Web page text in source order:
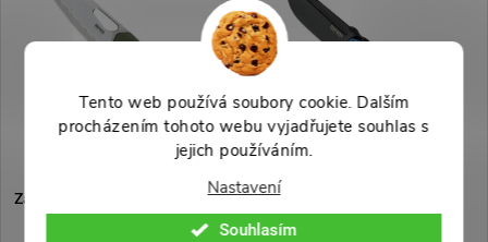
Tento web používá soubory cookie. Dalším
procházením tohoto webu vyjadřujete souhlas s
jejich používáním.
Nastavení
Souhlasím
Zavírací nůž "261M-GP2 CUB" Zavírací nůž "SRM 7228-GI"